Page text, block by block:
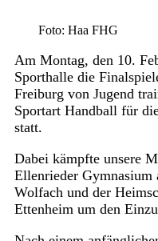
Foto: Haa FHG
Am Montag, den 10.
Sporthalle die
Freiburg von Jugend
Sportart Handball für
statt.
Dabei kämpfte unsere
Ellenrieder Gymnasium
Wolfach und der
Ettenheim um den